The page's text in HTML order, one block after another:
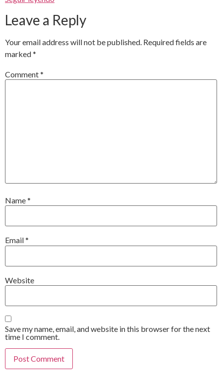
Leave a Reply
Your email address will not be published. Required fields are
marked*
Comment*
Name*
Email*
Website
Save my name, email, and website in this browser for the next
time I comment.